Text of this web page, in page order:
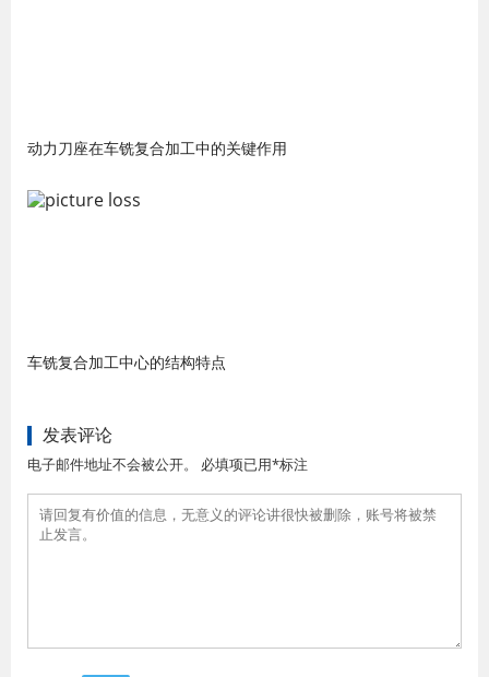
动力刀座在车铣复合加工中的关键作用
车铣复合加工中心的结构特点
发表评论
电子邮件地址不会被公开。 必填项已用*标注